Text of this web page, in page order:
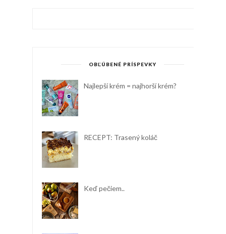
OBĽÚBENÉ PRÍSPEVKY
Najlepší krém = najhorší krém?
RECEPT: Trasený koláč
Keď pečiem..